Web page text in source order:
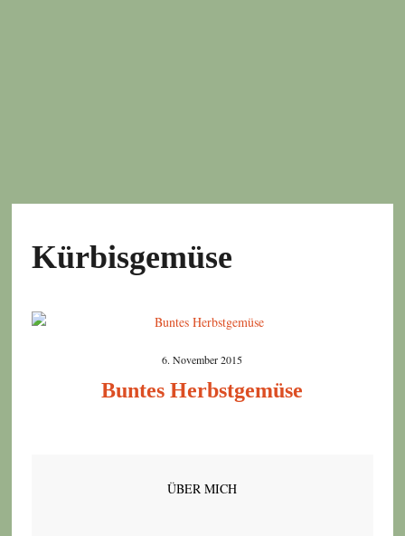
Kürbisgemüse
6. November 2015
Buntes Herbstgemüse
ÜBER MICH